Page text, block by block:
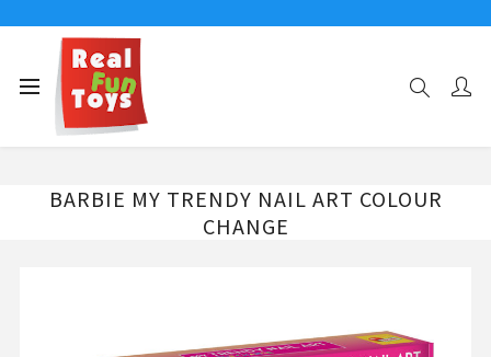
Αρχική σελίδα
Παιχνίδια Κατασκευών - Δημιουργίας
BARBIE MY TRENDY NAIL ART COLOUR CHANGE
BARBIE MY TRENDY NAIL ART COLOUR
CHANGE